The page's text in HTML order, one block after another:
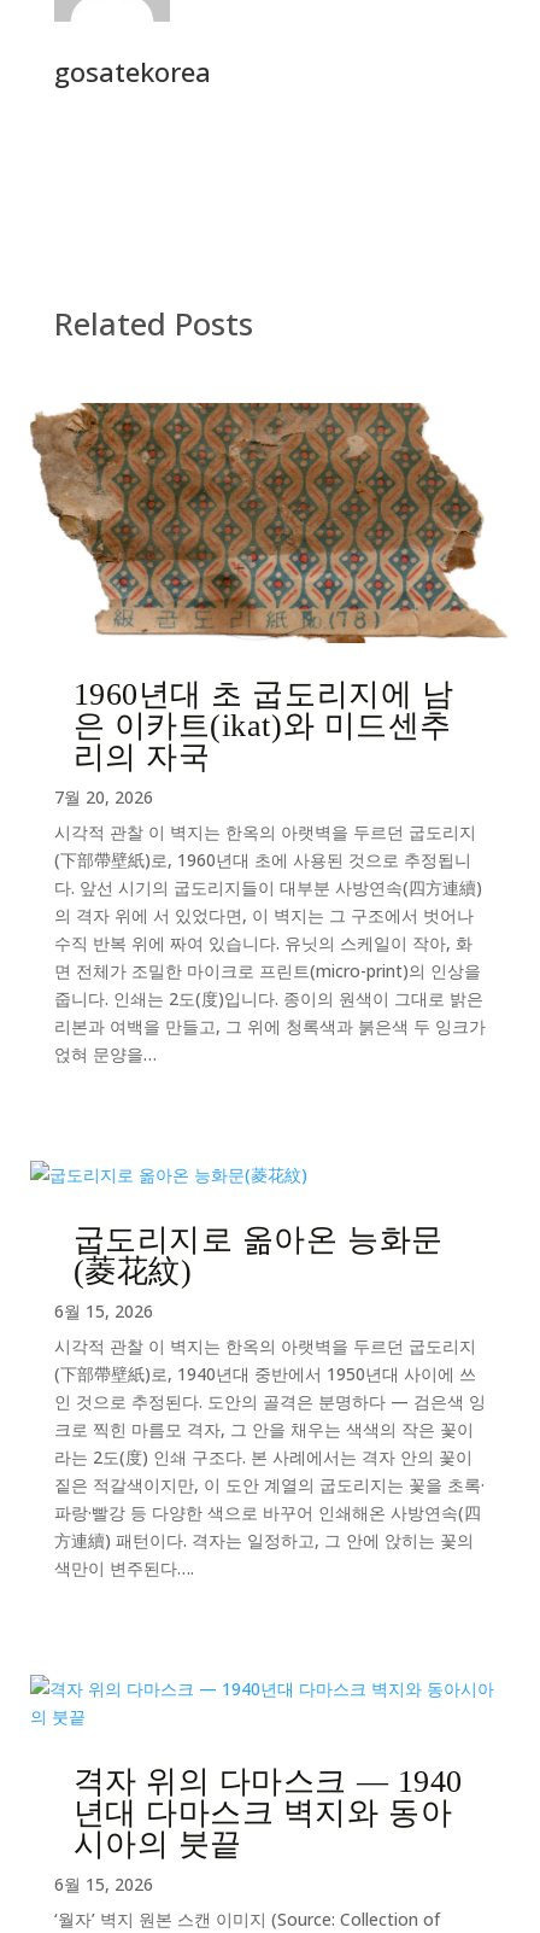
gosatekorea
Related Posts
1960년대 초 굽도리지에 남
은 이카트(ikat)와 미드센추
리의 자국
7월 20, 2026
시각적 관찰 이 벽지는 한옥의 아랫벽을 두르던 굽도리지
(下部帶壁紙)로, 1960년대 초에 사용된 것으로 추정됩니
다. 앞선 시기의 굽도리지들이 대부분 사방연속(四方連續)
의 격자 위에 서 있었다면, 이 벽지는 그 구조에서 벗어나
수직 반복 위에 짜여 있습니다. 유닛의 스케일이 작아, 화
면 전체가 조밀한 마이크로 프린트(micro-print)의 인상을
줍니다. 인쇄는 2도(度)입니다. 종이의 원색이 그대로 밝은
리본과 여백을 만들고, 그 위에 청록색과 붉은색 두 잉크가
얹혀 문양을…
굽도리지로 옮아온 능화문
(菱花紋)
6월 15, 2026
시각적 관찰 이 벽지는 한옥의 아랫벽을 두르던 굽도리지
(下部帶壁紙)로, 1940년대 중반에서 1950년대 사이에 쓰
인 것으로 추정된다. 도안의 골격은 분명하다 — 검은색 잉
크로 찍힌 마름모 격자, 그 안을 채우는 색색의 작은 꽃이
라는 2도(度) 인쇄 구조다. 본 사례에서는 격자 안의 꽃이
짙은 적갈색이지만, 이 도안 계열의 굽도리지는 꽃을 초록·
파랑·빨강 등 다양한 색으로 바꾸어 인쇄해온 사방연속(四
方連續) 패턴이다. 격자는 일정하고, 그 안에 앉히는 꽃의
색만이 변주된다….
격자 위의 다마스크 — 1940
년대 다마스크 벽지와 동아
시아의 붓끝
6월 15, 2026
‘월자’ 벽지 원본 스캔 이미지 (Source: Collection of